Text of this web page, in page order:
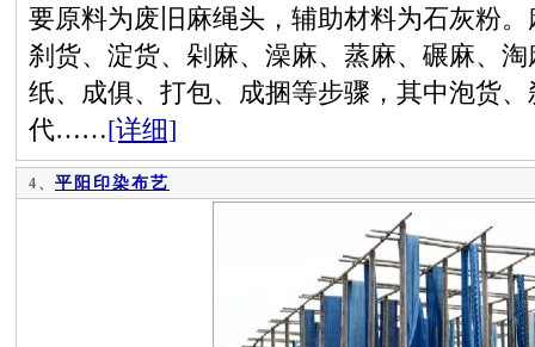
要原料为废旧麻绳头，辅助材料为石灰粉
刹货、淀货、剁麻、澡麻、蒸麻、碾麻、
纸、成俱、打包、成捆等步骤，其中泡货
代……[详细]
4、 平阳印染布艺